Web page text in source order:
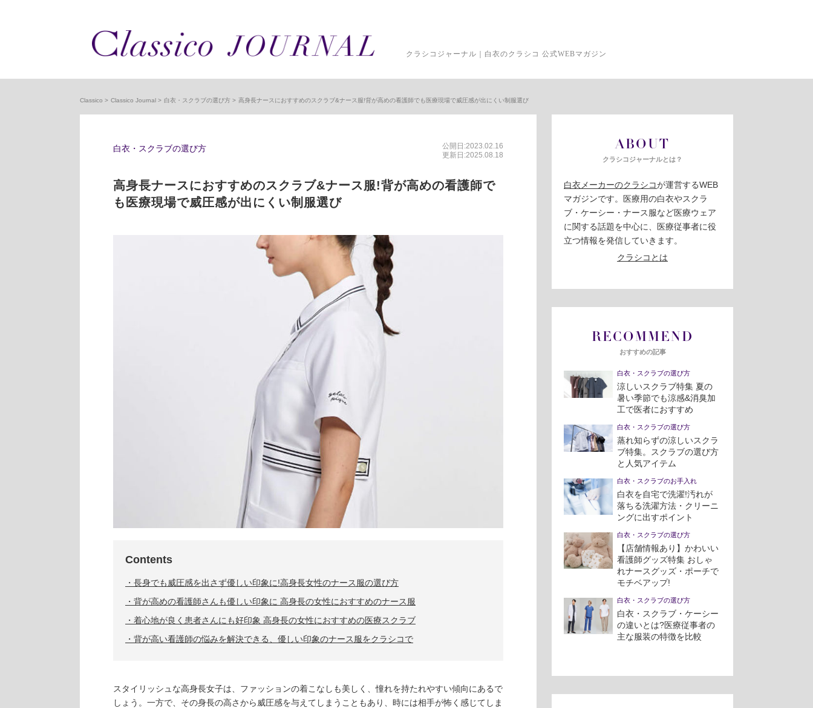
クラシコジャーナル｜白衣のクラシコ 公式WEBマガジン
Classico Classico Journal 白衣・スクラブの選び方 高身長ナースにおすすめのスクラブ&ナース服!背が高めの看護師でも医療現場で威圧感が出にくい制服選び
白衣・スクラブの選び方
公開日:2023.02.16
更新日:2025.08.18
高身長ナースにおすすめのスクラブ&ナース服!背が高めの看護師で
も医療現場で威圧感が出にくい制服選び
Contents
長身でも威圧感を出さず優しい印象に!高身長女性のナース服の選び方
背が高めの看護師さんも優しい印象に 高身長の女性におすすめのナース服
着心地が良く患者さんにも好印象 高身長の女性におすすめの医療スクラブ
背が高い看護師の悩みを解決できる、優しい印象のナース服をクラシコで
スタイリッシュな高身長女子は、ファッションの着こなしも美しく、憧れを持たれやすい傾向にあるで
しょう。一方で、その身長の高さから威圧感を与えてしまうこともあり、時には相手が怖く感じてしま
ABOUT
クラシコジャーナルとは？
白衣メーカーのクラシコが運営するWEB
マガジンです。医療用の白衣やスクラ
ブ・ケーシー・ナース服など医療ウェア
に関する話題を中心に、医療従事者に役
立つ情報を発信していきます。
クラシコとは
RECOMMEND
おすすめの記事
白衣・スクラブの選び方
涼しいスクラブ特集 夏の
暑い季節でも涼感&消臭加
工で医者におすすめ
白衣・スクラブの選び方
蒸れ知らずの涼しいスクラ
ブ特集。スクラブの選び方
と人気アイテム
白衣・スクラブのお手入れ
白衣を自宅で洗濯!汚れが
落ちる洗濯方法・クリーニ
ングに出すポイント
白衣・スクラブの選び方
【店舗情報あり】かわいい
看護師グッズ特集 おしゃ
れナースグッズ・ポーチで
モチベアップ!
白衣・スクラブの選び方
白衣・スクラブ・ケーシー
の違いとは?医療従事者の
主な服装の特徴を比較